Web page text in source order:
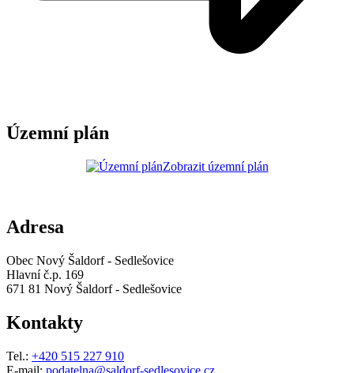
Územní plán
Zobrazit územní plán
Adresa
Obec Nový Šaldorf - Sedlešovice
Hlavní č.p. 169
671 81 Nový Šaldorf - Sedlešovice
Kontakty
Tel.: +420 515 227 910
E-mail: podatelna@saldorf-sedlesovice.cz